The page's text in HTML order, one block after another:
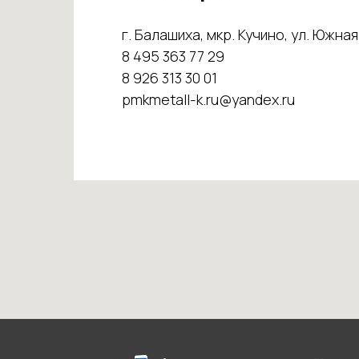
г. Балашиха, мкр. Кучино, ул. Южная
8 495 363 77 29
8 926 313 30 01
pmkmetall-k.ru@yandex.ru